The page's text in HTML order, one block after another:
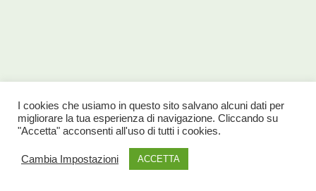
I cookies che usiamo in questo sito salvano alcuni dati per
migliorare la tua esperienza di navigazione. Cliccando su
"Accetta" acconsenti all'uso di tutti i cookies.
Cambia Impostazioni ACCETTA